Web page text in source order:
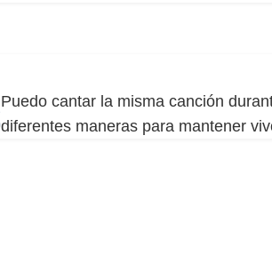
Puedo cantar la misma canción
diferentes maneras para mantener